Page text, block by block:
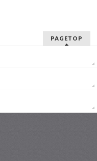
PAGETOP